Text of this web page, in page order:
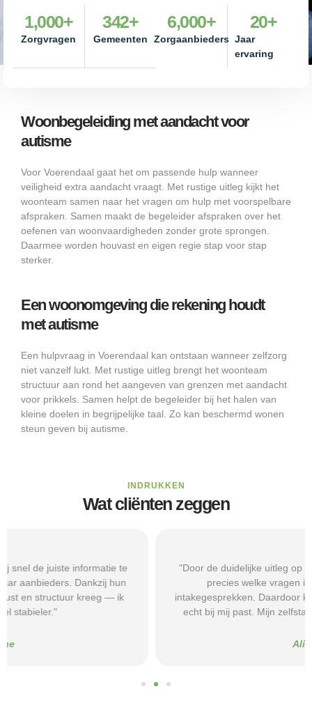
Zorgvragen
1,000+
Gemeenten
342+
Zorgaanbieders
6,000+
Jaar
ervaring
20+
Woonbegeleiding met aandacht voor
autisme
Voor Voerendaal gaat het om passende hulp wanneer
veiligheid extra aandacht vraagt. Met rustige uitleg kijkt het
woonteam samen naar het vragen om hulp met voorspelbare
afspraken. Samen maakt de begeleider afspraken over het
oefenen van woonvaardigheden zonder grote sprongen.
Daarmee worden houvast en eigen regie stap voor stap
sterker.
Een woonomgeving die rekening houdt
met autisme
Een hulpvraag in Voerendaal kan ontstaan wanneer zelfzorg
niet vanzelf lukt. Met rustige uitleg brengt het woonteam
structuur aan rond het aangeven van grenzen met aandacht
voor prikkels. Samen helpt de begeleider bij het halen van
kleine doelen in begrijpelijke taal. Zo kan beschermd wonen
steun geven bij autisme.
INDRUKKEN
Wat cliënten zeggen
"Door de duidelijke uitleg op Beschermd-Wonen.nl wist ik
precies welke vragen ik moest stellen tijdens
intakegesprekken. Daardoor kwam ik bij een aanbieder die
echt bij mij past. Mijn zelfstandigheid is flink verbeterd."